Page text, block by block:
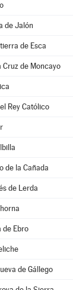
de Jalón
de Esca
Cruz de Moncayo
Rey Católico
de la Cañada
de Lerda
de Ebro
de Gállego